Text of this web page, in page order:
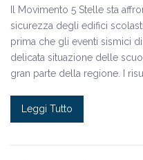
Il Movimento 5 Stelle sta
sicurezza degli edifici
prima che gli eventi sismici
delicata situazione delle
gran parte della regione. I
Leggi Tutto